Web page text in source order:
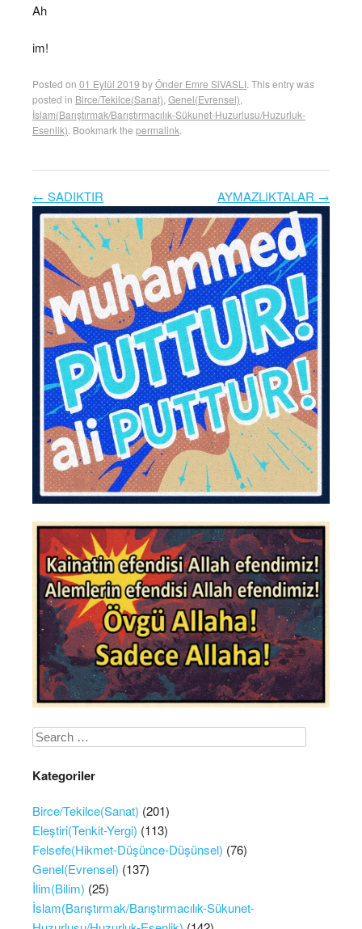
Ah
im!
Posted on 01 Eylül 2019 byÖnder Emre SiVASLI . This entry was
posted in Birce/Tekilce(Sanat) Genel(Evrensel)
İslam(Barıştırmak/Barıştırmacılık-Sükunet-Huzurlusu/Huzurluk-
Esenlik) . Bookmark the permalink
Post navigation
← SADIKTIR AYMAZLIKTALAR →
Search
Kategoriler
Birce/Tekilce(Sanat) (201)
Eleştiri(Tenkit-Yergi) (113)
Felsefe(Hikmet-Düşünce-Düşünsel) (76)
Genel(Evrensel) (137)
İlim(Bilim) (25)
İslam(Barıştırmak/Barıştırmacılık-Sükunet-